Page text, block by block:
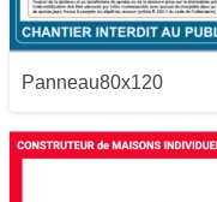
Panneau80x120